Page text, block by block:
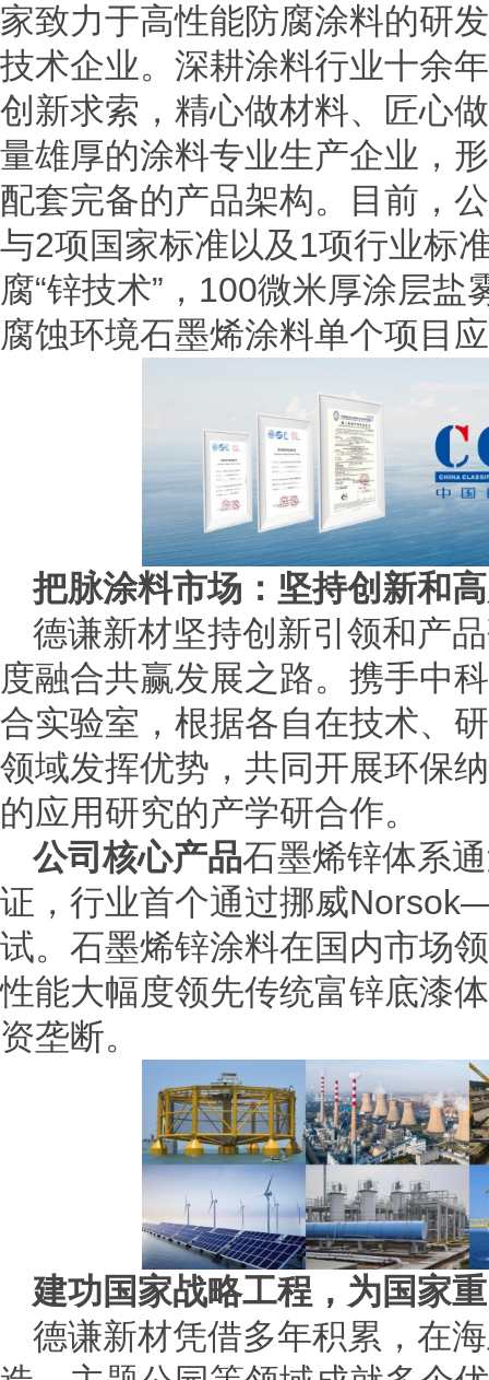
家致力于高性能防腐涂料的研
技术企业。深耕涂料行业十余
创新求索，精心做材料、匠心
量雄厚的涂料专业生产企业，
配套完备的产品架构。目前，
与2项国家标准以及1项行业标
腐“锌技术”，100微米厚涂层
腐蚀环境石墨烯涂料单个项目
把脉涂料市场：坚持创新和
德谦新材坚持创新引领和产
度融合共赢发展之路。携手中
合实验室，根据各自在技术、
领域发挥优势，共同开展环保
的应用研究的产学研合作。
公司核心产品石墨烯锌体系
证，行业首个通过挪威
试。石墨烯锌涂料在国内市场
性能大幅度领先传统富锌底漆
资垄断。
建功国家战略工程，为国家
德谦新材凭借多年积累，在